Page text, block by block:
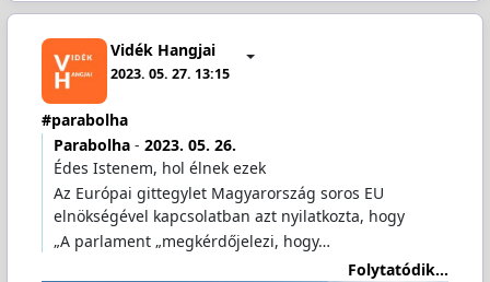
Vidék Hangjai
2023. 05. 27. 13:15
#parabolha
Parabolha- 2023. 05. 26.
Édes Istenem, hol élnek ezek
Az Európai gittegylet Magyarország soros EU
elnökségével kapcsolatban azt nyilatkozta, hogy
„A parlament „megkérdőjelezi, hogy…
Folytatódik...